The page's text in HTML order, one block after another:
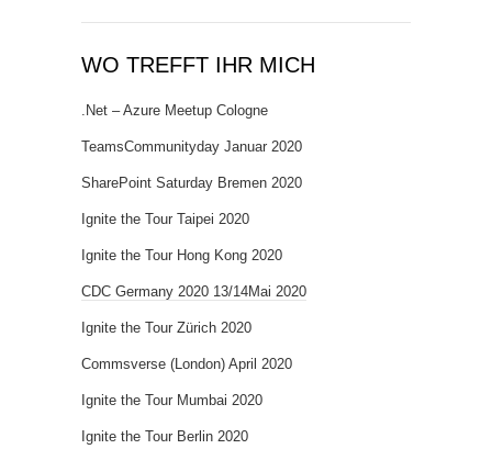
WO TREFFT IHR MICH
.Net – Azure Meetup Cologne
TeamsCommunityday Januar 2020
SharePoint Saturday Bremen 2020
Ignite the Tour Taipei 2020
Ignite the Tour Hong Kong 2020
CDC Germany 2020 13/14Mai 2020
Ignite the Tour Zürich 2020
Commsverse (London) April 2020
Ignite the Tour Mumbai 2020
Ignite the Tour Berlin 2020